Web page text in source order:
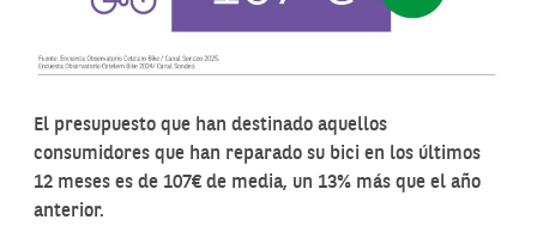
El presupuesto que han destinado aquellos
consumidores que han reparado su bici en los últimos
12 meses es de 107€ de media, un 13% más que el año
anterior.